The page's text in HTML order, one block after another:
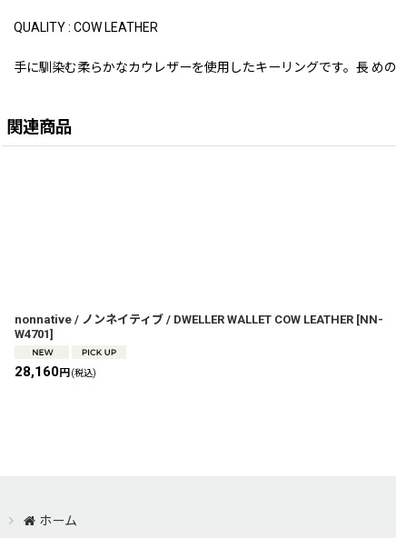
QUALITY : COW LEATHER
手に馴染む柔らかなカウレザーを使用したキーリングです。長 め
関連商品
nonnative / ノンネイティブ / DWELLER WALLET COW LEATHER [NN-
W4701]
28,160円 (税込)
ホーム